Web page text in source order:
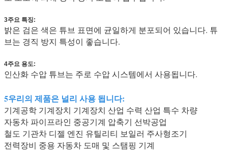
3주요 특징:
밝은 검은 색은 튜브 표면에 균일하게 분포되어 있습니다. 튜
브는 경직 방지 특성이 좋습니다.
4주요 용도:
인산화 수압 튜브는 주로 수압 시스템에서 사용됩니다.
5우리의 제품은 널리 사용 됩니다:
기계공학 기계장치 기계장치 산업 수력 산업 특수 차량
자동차 파이프라인 중공기계 압축기 선박공업
철도 기관차 디젤 엔진 유틸리티 보일러 주사형조기
전력장비 중용 자동차 도매 및 스탬핑 기계